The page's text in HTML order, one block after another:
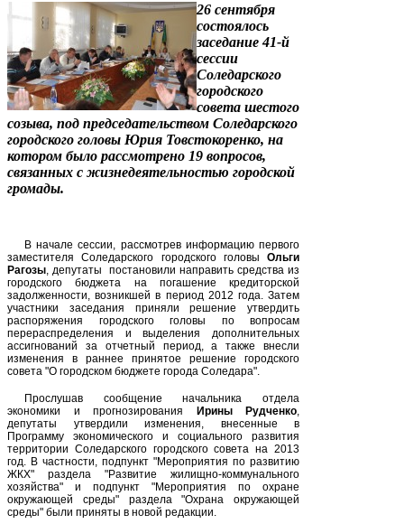
26 сентября
состоялось
заседание 41-й
сессии
Соледарского
городского
совета шестого
созыва, под председательством Соледарского
городского головы Юрия Товстокоренко, на
котором было рассмотрено 19 вопросов,
связанных с жизнедеятельностью городской
громады.
В начале сессии, рассмотрев информацию первого
заместителя Соледарского городского головы Ольги
Рагозы , депутаты
постановили направить средства из
городского бюджета на погашение кредиторской
задолженности, возникшей в период 2012 года. Затем
участники заседания приняли решение утвердить
распоряжения городского головы по вопросам
перераспределения и выделения дополнительных
ассигнований за отчетный период, а также внесли
изменения в раннее принятое решение городского
совета "О городском бюджете города Соледара".
Прослушав сообщение начальника отдела
экономики и прогнозирования Ирины Рудченко
депутаты утвердили изменения, внесенные в
Программу экономического и социального развития
территории Соледарского городского совета на 2013
год. В частности, подпункт "Мероприятия по развитию
ЖКХ" раздела "Развитие жилищно-коммунального
хозяйства" и подпункт "Мероприятия по охране
окружающей среды" раздела "Охрана окружающей
среды" были приняты в новой редакции.